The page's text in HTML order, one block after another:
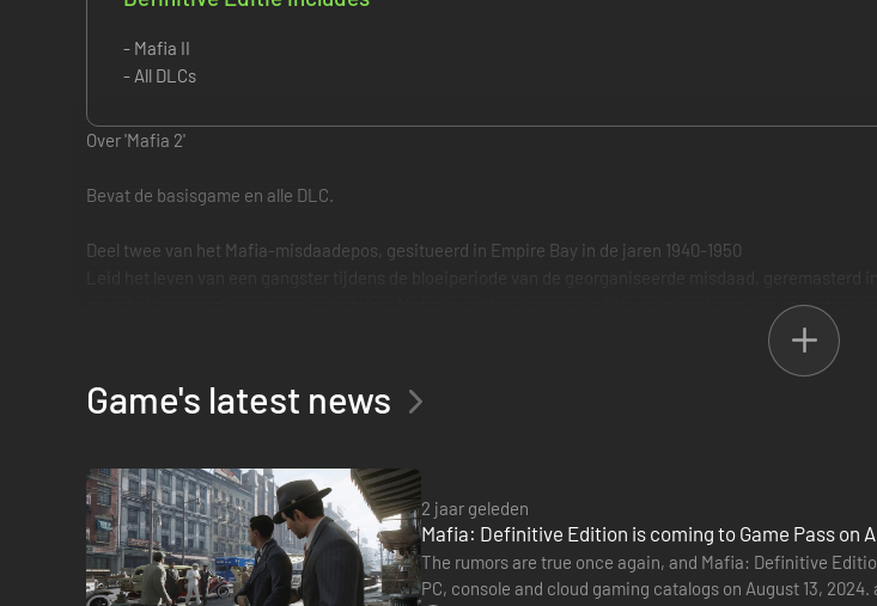
- Mafia II
- All DLCs
Over 'Mafia 2'
Bevat de basisgame en alle DLC.
Deel twee van het Mafia-misdaadepos, gesitueerd in Empire Bay in de jaren 1940-1950
de schulden van zijn vader wil afbetalen. Met zijn gabber Joe maakt Vito crimineel carrière, met steeds
laat je verleiden door het gangsterleven in een game die is geïnspireerd door beroemde maffiadrama's.
In het Empire Bay van na de Tweede Wereldoorlog liggen de kansen voor het oprapen en gedijt de
De volledige, geremasterde favoriet:
Beleef het complete misdaaddrama Mafia II voor het eerst in één pakket en in oogstrelend HD.
Game's latest news
2 jaar geleden
Mafia: Definitive Edition is coming to Game Pass on
The rumors are true once again, and Mafia: Definitive
PC, console and cloud gaming catalogs on August 13,